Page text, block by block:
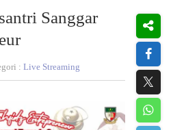
Sanggar
: Live Streaming